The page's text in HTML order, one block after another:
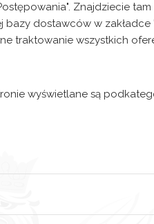
Znajdziecie
bazy dostawców w
traktowanie wszystkich
wyświetlane są